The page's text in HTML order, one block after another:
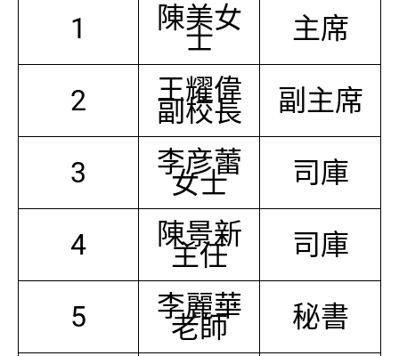
1
陳美女
士 主席
2 王耀偉
副校長 副主席
3 李彦蕾
女士 司庫
4 陳景新
主任 司庫
5 李麗華
老師 秘書